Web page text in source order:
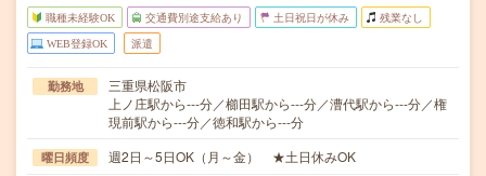
職種未経験OK 交通費別途支給あり 土日祝日が休み 残業なし
WEB登録OK 派遣
勤務地
三重県松阪市
上ノ庄駅から---分／櫛田駅から---分／漕代駅から---分／権
現前駅から---分／徳和駅から---分
曜日頻度 週2日～5日OK（月～金） ★土日休みOK